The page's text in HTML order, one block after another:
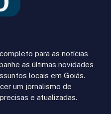
para as notícias
as últimas novidades
locais em Goiás.
um jornalismo de
e atualizadas.